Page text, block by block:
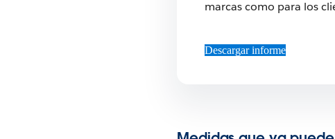
marcas como para los
Descargar informe